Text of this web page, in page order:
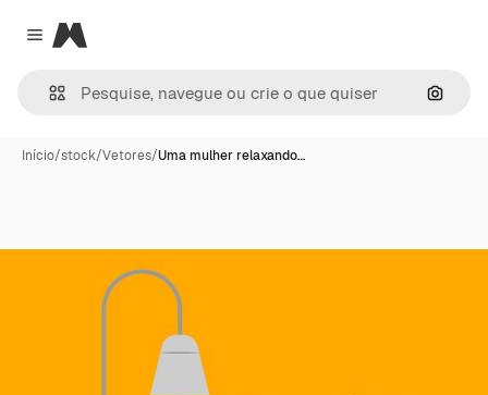
Close menu
Magnific
Início/stock/Vetores/Uma mulher relaxando…